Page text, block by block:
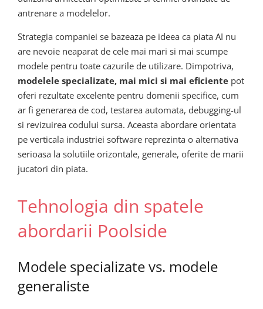
antrenare a modelelor.
Strategia companiei se bazeaza pe ideea ca piata AI nu
are nevoie neaparat de cele mai mari si mai scumpe
modele pentru toate cazurile de utilizare. Dimpotriva,
modelele specializate, mai mici si mai eficiente pot
oferi rezultate excelente pentru domenii specifice, cum
ar fi generarea de cod, testarea automata, debugging-ul
si revizuirea codului sursa. Aceasta abordare orientata
pe verticala industriei software reprezinta o alternativa
serioasa la solutiile orizontale, generale, oferite de marii
jucatori din piata.
Tehnologia din spatele
abordarii Poolside
Modele specializate vs. modele
generaliste